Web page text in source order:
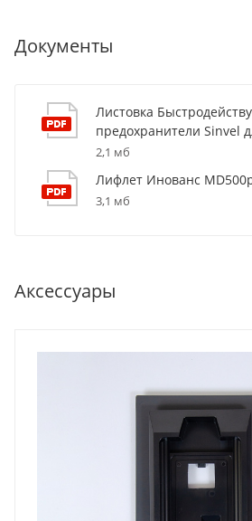
Документы
Листовка
предохранители Sinvel
2,1 мб
Лифлет Инованс
3,1 мб
Аксессуары